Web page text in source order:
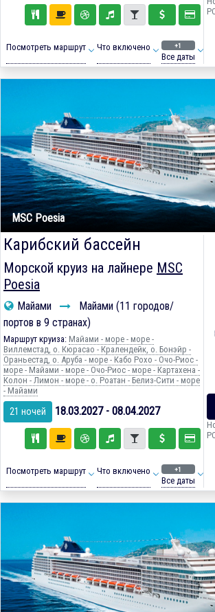
Посмотреть маршрут Что включено +1
Все даты
MSC Poesia
Карибский бассейн
Морской круиз на лайнере MSC
Poesia
Майами
Майами (11 городов/
портов в 9 странах)
Маршрут круиза: Майами - море - море -
Виллемстад, о. Кюрасао - Кралендейк, о. Бонэйр -
Ораньестад, о. Аруба - море - Кабо Рохо - Очо-Риос -
море - Майами - море - Очо-Риос - море - Картахена -
Колон - Лимон - море - о. Роатан - Белиз-Сити - море
- Майами
21 ночей 18.03.2027 - 08.04.2027
Посмотреть маршрут Что включено +1
Все даты